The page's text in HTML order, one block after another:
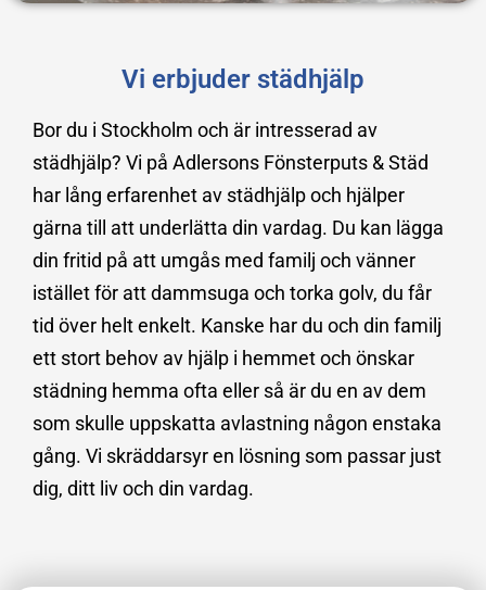
Vi erbjuder städhjälp
Bor du i Stockholm och är intresserad av
städhjälp? Vi på Adlersons Fönsterputs & Städ
har lång erfarenhet av städhjälp och hjälper
gärna till att underlätta din vardag. Du kan lägga
din fritid på att umgås med familj och vänner
istället för att dammsuga och torka golv, du får
tid över helt enkelt. Kanske har du och din familj
ett stort behov av hjälp i hemmet och önskar
städning hemma ofta eller så är du en av dem
som skulle uppskatta avlastning någon enstaka
gång. Vi skräddarsyr en lösning som passar just
dig, ditt liv och din vardag.